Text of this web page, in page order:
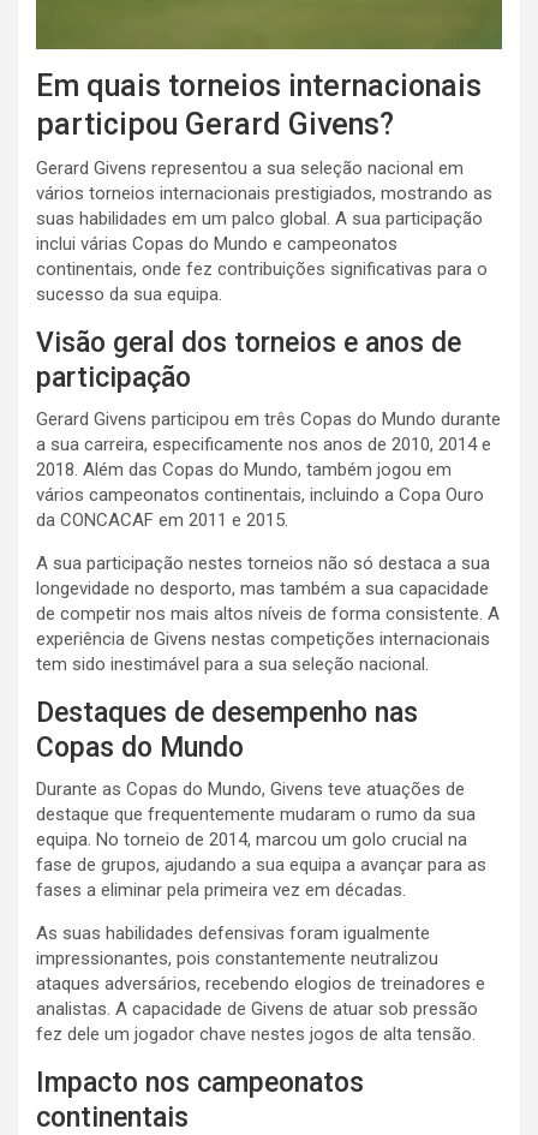
Em quais torneios internacionais
participou Gerard Givens?
Gerard Givens representou a sua seleção nacional em
vários torneios internacionais prestigiados, mostrando as
suas habilidades em um palco global. A sua participação
inclui várias Copas do Mundo e campeonatos
continentais, onde fez contribuições significativas para o
sucesso da sua equipa.
Visão geral dos torneios e anos de
participação
Gerard Givens participou em três Copas do Mundo durante
a sua carreira, especificamente nos anos de 2010, 2014 e
2018. Além das Copas do Mundo, também jogou em
vários campeonatos continentais, incluindo a Copa Ouro
da CONCACAF em 2011 e 2015.
A sua participação nestes torneios não só destaca a sua
longevidade no desporto, mas também a sua capacidade
de competir nos mais altos níveis de forma consistente. A
experiência de Givens nestas competições internacionais
tem sido inestimável para a sua seleção nacional.
Destaques de desempenho nas
Copas do Mundo
Durante as Copas do Mundo, Givens teve atuações de
destaque que frequentemente mudaram o rumo da sua
equipa. No torneio de 2014, marcou um golo crucial na
fase de grupos, ajudando a sua equipa a avançar para as
fases a eliminar pela primeira vez em décadas.
As suas habilidades defensivas foram igualmente
impressionantes, pois constantemente neutralizou
ataques adversários, recebendo elogios de treinadores e
analistas. A capacidade de Givens de atuar sob pressão
fez dele um jogador chave nestes jogos de alta tensão.
Impacto nos campeonatos
continentais